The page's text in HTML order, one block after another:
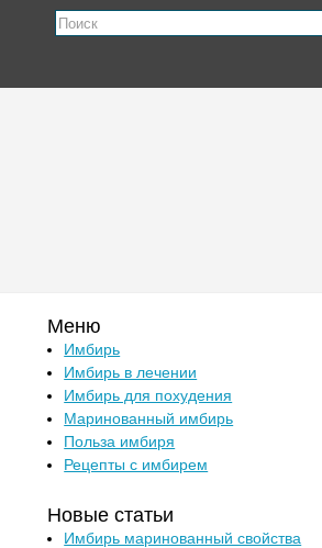
Меню
Имбирь
Имбирь в лечении
Имбирь для похудения
Маринованный имбирь
Польза имбиря
Рецепты с имбирем
Новые статьи
Имбирь маринованный свойства